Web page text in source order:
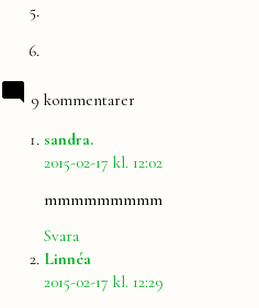
9 kommentarer
sandra.säger:
2015-02-17 kl. 12:02
mmmmmmmmm
Svara
Linnéa
2015-02-17 kl. 12:29